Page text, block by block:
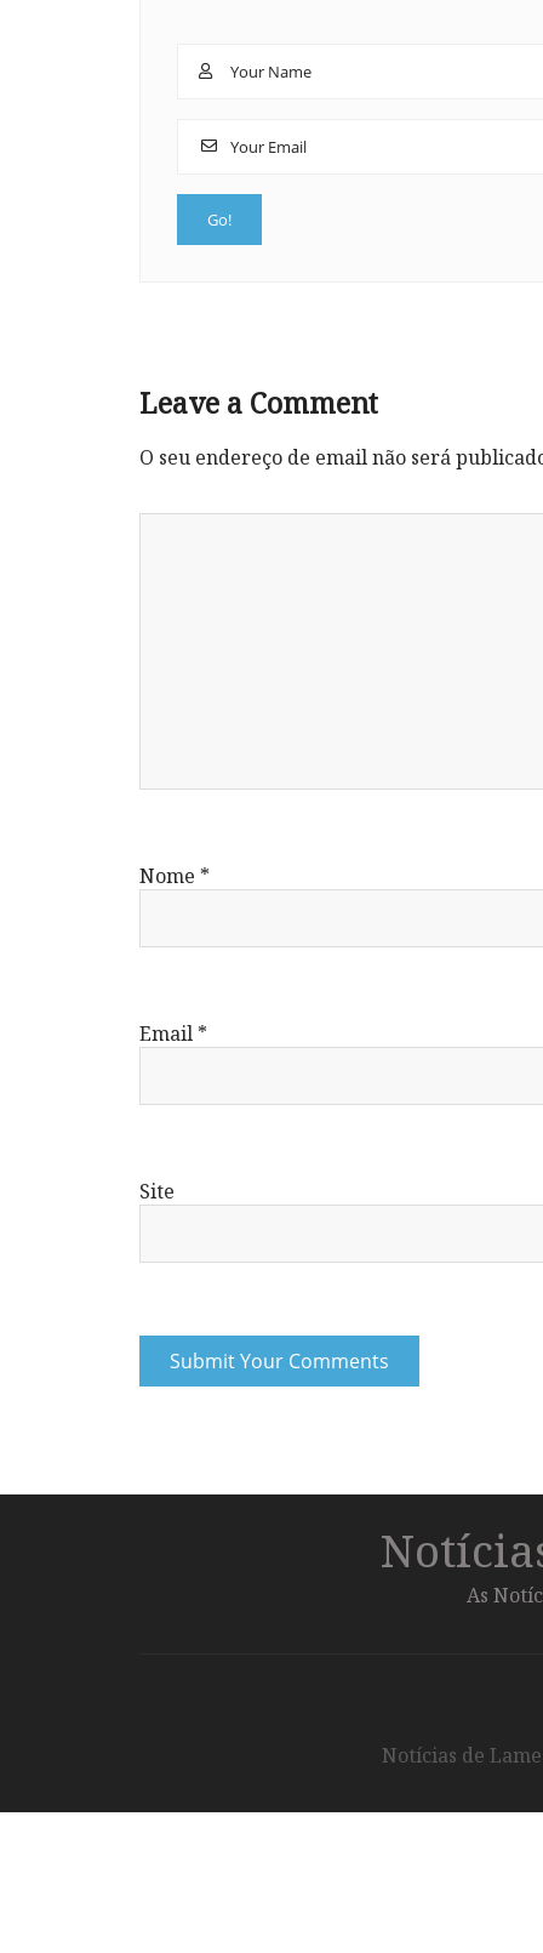
Leave a Comment
O seu endereço de email não será
Nome *
Email *
Site
As
Notícias de